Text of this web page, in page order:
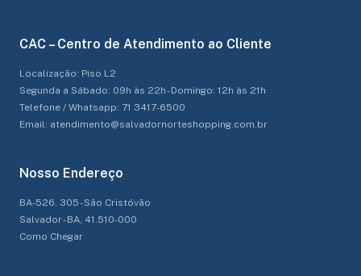
CAC – Centro de Atendimento ao Cliente
Localização: Piso L2
Segunda a Sábado: 09h às 22h - Domingo: 12h às 21h
Telefone / Whatsapp: 71 3417-6500
Email: atendimento@salvadornorteshopping.com.br
Nosso Endereço
BA-526, 305 - São Cristóvão
Salvador - BA, 41.510-000
Como Chegar